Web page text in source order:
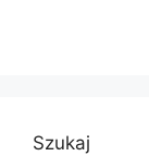
Szukaj